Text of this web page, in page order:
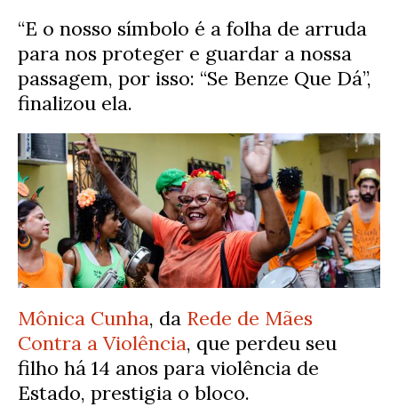
“E o nosso símbolo é a folha de arruda
para nos proteger e guardar a nossa
passagem, por isso: “Se Benze Que Dá”,
finalizou ela.
Mônica Cunha, da Rede de Mães
Contra a Violência, que perdeu seu
filho há 14 anos para violência de
Estado, prestigia o bloco.